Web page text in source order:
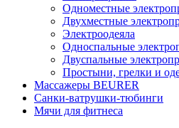
Одноместные
Двухместные
Электроодеяла
Односпальные
Двуспальные
Простыни, грелки и
Массажеры BEURER
Санки-ватрушки-тюбинги
Мячи для фитнеса